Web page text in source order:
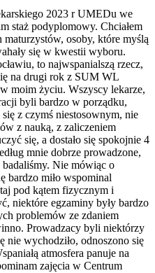
2023 r UMEDu we
staż podyplomowy. Chciałem
osoby, które myślą
się w kwestii wyboru.
to najwspanialszą rzecz,
na drugi rok z SUM WL
moim życiu. Wszyscy lekarze,
byli bardzo w porządku,
z czymś niestosownym, nie
z nauką, z zaliczeniem
się, a dostało się spokojnie 4
mnie dobrze prowadzone,
Nie mówiąc o
bardzo miło wspominal
pod kątem fizycznym i
niektóre egzaminy były bardzo
problemów ze zdaniem
Prowadzacy byli niektórzy
nie wychodziło, odnoszono się
atmosfera panuje na
zajęcia w Centrum